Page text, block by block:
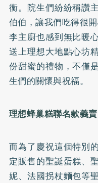
衡。院生們紛紛稱讚
伯伯，讓我們吃得很
李主廚也感到無比暖
送上理想大地點心坊
份甜蜜的禮物，不僅
生們的關懷與祝福。
理想蜂巢糕聯名款義
而為了慶祝這個特別
定販售的聖誕蛋糕、
妮、法國拐杖麵包等